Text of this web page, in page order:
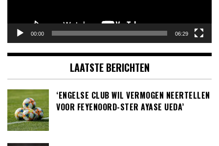
00:00 06:29
LAATSTE BERICHTEN
‘ENGELSE CLUB WIL VERMOGEN NEERTELLEN
VOOR FEYENOORD-STER AYASE UEDA’